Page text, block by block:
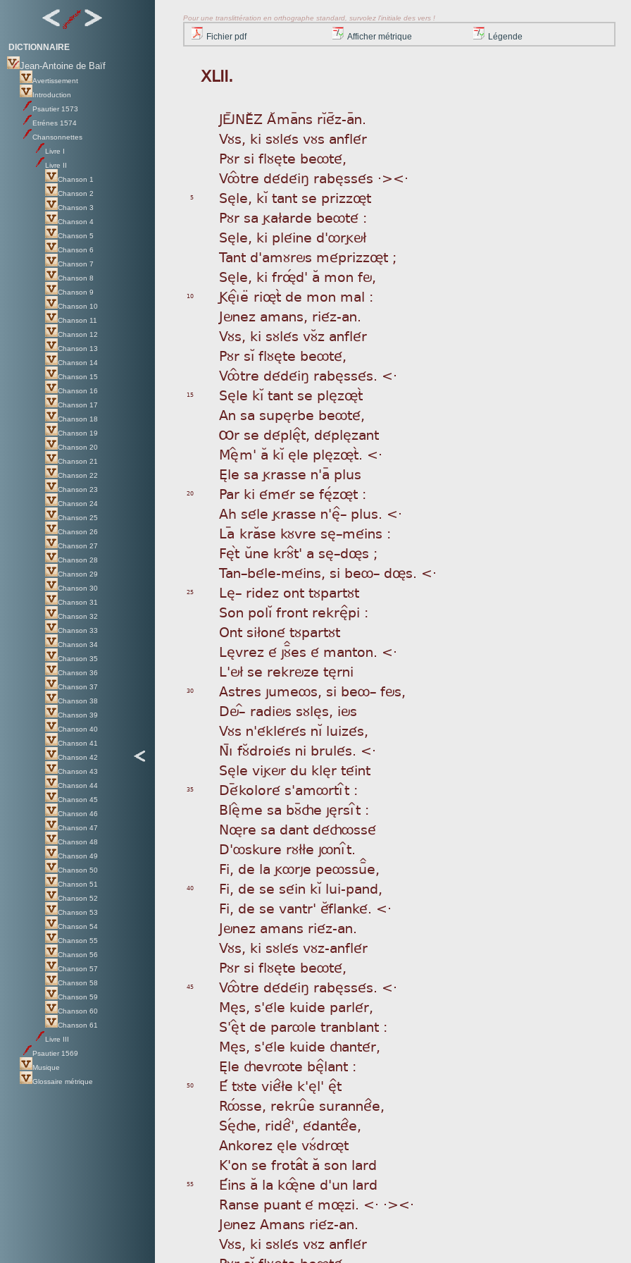
DICTIONNAIRE
Jean-Antoine de Baïf
Avertissement
Introduction
Psautier 1573
Etrénes 1574
Chansonnettes
Livre I
Livre II
Chanson 1
Chanson 2
Chanson 3
Chanson 4
Chanson 5
Chanson 6
Chanson 7
Chanson 8
Chanson 9
Chanson 10
Chanson 11
Chanson 12
Chanson 13
Chanson 14
Chanson 15
Chanson 16
Chanson 17
Chanson 18
Chanson 19
Chanson 20
Chanson 21
Chanson 22
Chanson 23
Chanson 24
Chanson 25
Chanson 26
Chanson 27
Chanson 28
Chanson 29
Chanson 30
Chanson 31
Chanson 32
Chanson 33
Chanson 34
Chanson 35
Chanson 36
Chanson 37
Chanson 38
Chanson 39
Chanson 40
Chanson 41
Chanson 42
Chanson 43
Chanson 44
Chanson 45
Chanson 46
Chanson 47
Chanson 48
Chanson 49
Chanson 50
Chanson 51
Chanson 52
Chanson 53
Chanson 54
Chanson 55
Chanson 56
Chanson 57
Chanson 58
Chanson 59
Chanson 60
Chanson 61
Livre III
Psautier 1569
Musique
Glossaire métrique
Pour une translittération en orthographe standard, survolez l'initiale des vers !
Fichier pdf Afficher métrique Légende
XLII.
JÖýNEÂZ AÂmaÿns rìÁéÿz-aÿn.
Vùs, ki sùlés vùs anflér
Pùr si flùète beôté,
VôÎtre dédéiñ rabèssés ·><·
5 Sèle, kìÁ tant se prizzøt
Pùr sa ga£arde beôté :
Sèle, ki pléine d'ôrgö£
Tant d'amùrös méprizzøt ;
Sèle, ki frøÊd' aÂ mon fö,
10 GèìÎeæ riøtã de mon mal :
Jönez amans, riéz-an.
Vùs, ki sùlés vùÂz anflér
Pùr sìÁ flùète beôté,
VôÎtre dédéiñ rabèssés. <·
15 Sèle kìÁ tant se plèzøtã
An sa supèrbe beôté,
Ôr se déplè^t, déplèzant
MèÎm' aÂ kìÁ èle plèzøtã. <·
Èle sa grasse n'aÿ plus
20 Par ki émér se fèÌzøt :
Ah séle grasse n'è^_ plus. <·
La ý kraÂse kùvre sè_méins :
Fètá uÂne krù^t' a sè_døs ;
Tan_béle-méins, si beô_ døs. <·
25 Lè_ ridez ont tùpartùt
Son polìÁ front rekrè^pi :
Ont si£oné tùpartùt
Lèvrez é jùÏes é manton. <·
L'ö£ se rekröze tèrni
30 Astres jumeôs, si beô_ fös,
Dö_Î radiös sùlès, iös
Vùs n'éklérés nìÁ luizés,
Nì ý fùÂdroiés ni brulés. <·
Sèle vigör du klèr téint
35 Déýkoloré s'amôrtìît :
BlèÎme sa bùÿçe jèrsìît :
Nøre sa dant déçôssé
D'ôskure rù££e jônìît.
Fi, de la gôrje peôssuÏe,
40 Fi, de se séin kìÁ lui-pand,
Fi, de se vantr' éÂflanké. <·
Jönez amans riéz-an.
Vùs, ki sùlés vùz-anflér
Pùr si flùète beôté,
45 VôÎtre dédéiñ rabèssés. <·
Mès, s'éle kuide parlér,
S'èÎt de parôle tranblant :
Mès, s'éle kuide çantér,
Èle çevrôte bè^lant :
50 É tùte vié^£e k'èl' è^t
RôÊsse, rekru^e suranné^e,
SèÊçe, ridé^', édanté^e,
Ankorez èle vùÌdrøt
K'on se frota^t aÂ son lard
55 Éins aÂ la køÎne d'un lard
Ranse puant é møzi. <· ·><·
Jönez Amans riéz-an.
Vùs, ki sùlés vùz anflér